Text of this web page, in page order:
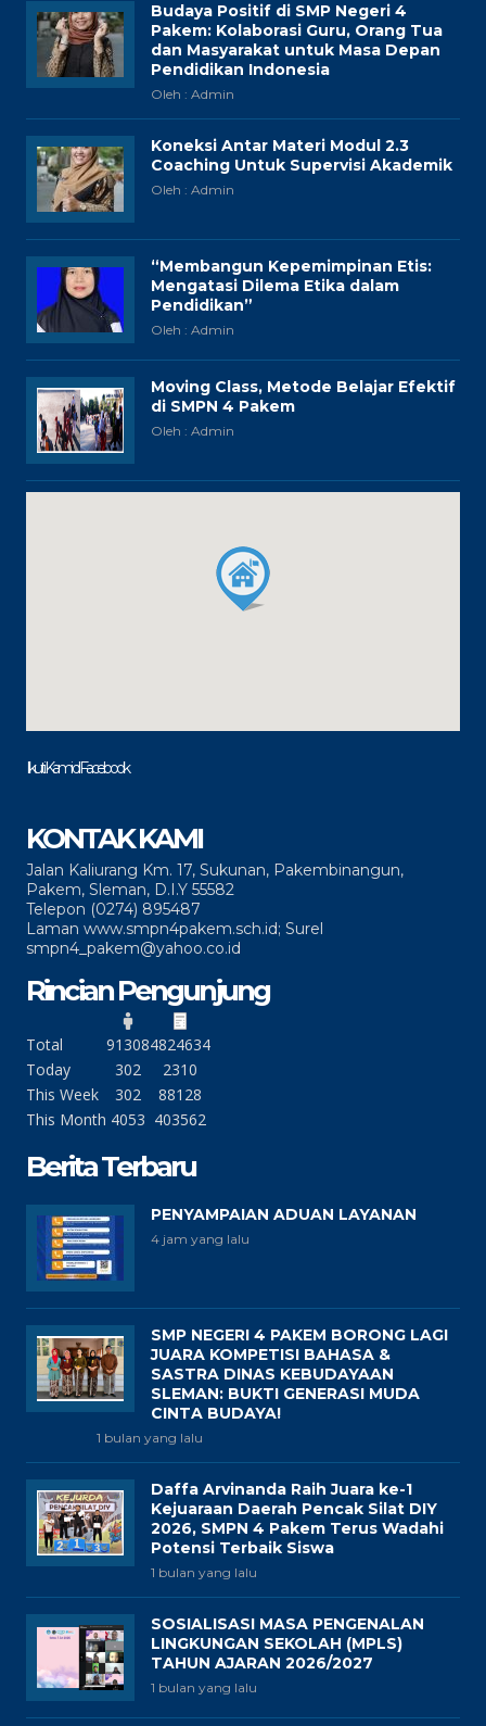
Budaya Positif di SMP Negeri 4
Pakem: Kolaborasi Guru, Orang Tua
dan Masyarakat untuk Masa Depan
Pendidikan Indonesia
Oleh : Admin
Koneksi Antar Materi Modul 2.3
Coaching Untuk Supervisi Akademik
Oleh : Admin
“Membangun Kepemimpinan Etis:
Mengatasi Dilema Etika dalam
Pendidikan”
Oleh : Admin
Moving Class, Metode Belajar Efektif
di SMPN 4 Pakem
Oleh : Admin
Ikuti Kami di Facebook
KONTAK KAMI
Jalan Kaliurang Km. 17, Sukunan, Pakembinangun,
Pakem, Sleman, D.I.Y 55582
Telepon (0274) 895487
Laman www.smpn4pakem.sch.id; Surel
smpn4_pakem@yahoo.co.id
Rincian Pengunjung
Total 913084824634
Today
302
2310
This Week
302
88128
This Month 4053 403562
Berita Terbaru
PENYAMPAIAN ADUAN LAYANAN
4 jam yang lalu
SMP NEGERI 4 PAKEM BORONG LAGI
JUARA KOMPETISI BAHASA &
SASTRA DINAS KEBUDAYAAN
SLEMAN: BUKTI GENERASI MUDA
CINTA BUDAYA!
1 bulan yang lalu
Daffa Arvinanda Raih Juara ke-1
Kejuaraan Daerah Pencak Silat DIY
2026, SMPN 4 Pakem Terus Wadahi
Potensi Terbaik Siswa
1 bulan yang lalu
SOSIALISASI MASA PENGENALAN
LINGKUNGAN SEKOLAH (MPLS)
TAHUN AJARAN 2026/2027
1 bulan yang lalu